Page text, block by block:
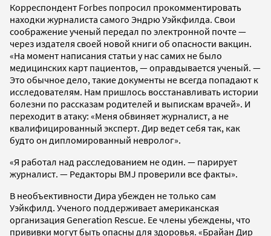
Корреспондент Forbes попросил прокомментировать
находки журналиста самого Эндрю Уэйкфилда. Свои
соображение ученый передал по электронной почте —
через издателя своей новой книги об опасности вакцин.
«На момент написания статьи у нас самих не было
медицинских карт пациентов, — оправдывается ученый. —
Это обычное дело, такие документы не всегда попадают к
исследователям. Нам пришлось восстанавливать истории
болезни по рассказам родителей и выпискам врачей». И
переходит в атаку: «Меня обвиняет журналист, а не
квалифицированный эксперт. Дир ведет себя так, как
будто он дипломированный невролог».
«Я работал над расследованием не один. — парирует
журналист. — Редакторы BMJ проверили все факты».
В необъективности Дира убежден не только сам
Уэйкфилд. Ученого поддерживает американская
организация Generation Rescue. Ее члены убеждены, что
прививки могут быть опасны для здоровья. «Брайан Дир